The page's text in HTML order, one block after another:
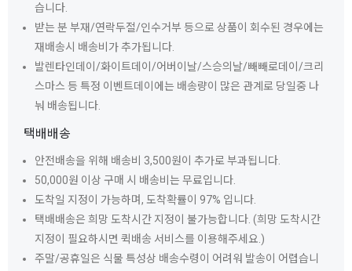
습니다.
받는 분 부재/연락두절/인수거부 등으로 상품이 회수된 경우에는
재배송시 배송비가 추가됩니다.
발렌타인데이/화이트데이/어버이날/스승의날/빼빼로데이/크리
스마스 등 특정 이벤트데이에는 배송량이 많은 관계로 당일중 나
눠 배송됩니다.
택배배송
안전배송을 위해 배송비 3,500원이 추가로 부과됩니다.
50,000원 이상 구매 시 배송비는 무료입니다.
도착일 지정이 가능하며, 도착확률이 97% 입니다.
택배배송은 희망 도착시간 지정이 불가능합니다. (희망 도착시간
지정이 필요하시면 퀵배송 서비스를 이용해주세요.)
주말/공휴일은 식물 특성상 배송수령이 어려워 발송이 어렵습니